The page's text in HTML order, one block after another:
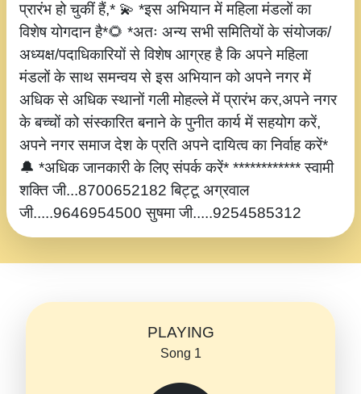
प्रारंभ हो चुकीं हैं,* 💫 *इस अभियान में महिला मंडलों का
विशेष योगदान है*🌻 *अतः अन्य सभी समितियों के संयोजक/
अध्यक्ष/पदाधिकारियों से विशेष आग्रह है कि अपने महिला
मंडलों के साथ समन्वय से इस अभियान को अपने नगर में
अधिक से अधिक स्थानों गली मोहल्ले में प्रारंभ कर,अपने नगर
के बच्चों को संस्कारित बनाने के पुनीत कार्य में सहयोग करें,
अपने नगर समाज देश के प्रति अपने दायित्व का निर्वाह करें*
🔔 *अधिक जानकारी के लिए संपर्क करें* ************ स्वामी
शक्ति जी...8700652182 बिट्टू अग्रवाल
जी.....9646954500 सुषमा जी.....9254585312
PLAYING
Song 1